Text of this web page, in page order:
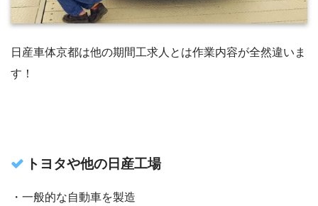
日産車体京都は他の期間工求人とは作業内容が全然違いま
す！
トヨタや他の日産工場
・一般的な自動車を製造